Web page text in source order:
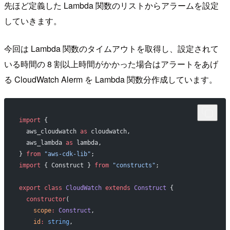
先ほど定義した Lambda 関数のリストからアラームを設定
していきます。
今回は Lambda 関数のタイムアウトを取得し、設定されて
いる時間の 8 割以上時間がかかった場合はアラートをあげ
る CloudWatch Alerm を Lambda 関数分作成しています。
import {
  aws_cloudwatch
as cloudwatch,
  aws_lambda
as lambda,
} from "aws-cdk-lib" ;
import { Construct } from "constructs" ;
export class CloudWatch extends Construct {
  constructor
(
    scope
: Construct ,
    id
: string ,